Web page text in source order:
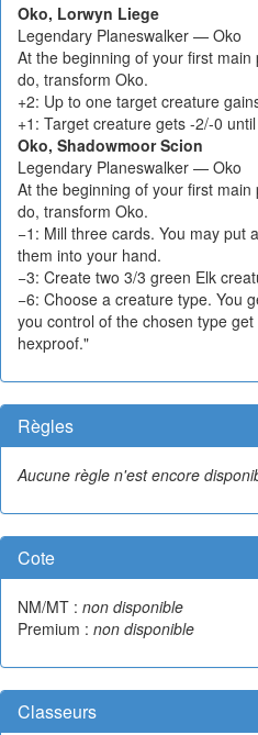
Oko, Lorwyn Liege
Legendary Planeswalker — Oko
At the beginning of your first
do, transform Oko.
+2: Up to one target creature
+1: Target creature gets -2/-0
Oko, Shadowmoor Scion
Legendary Planeswalker — Oko
At the beginning of your first
do, transform Oko.
−1: Mill three cards. You may put
them into your hand.
−3: Create two 3/3 green Elk
−6: Choose a creature type. You
you control of the chosen type
hexproof."
Règles
Aucune règle n'est encore
Cote
NM/MT : non disponible
Premium : non disponible
Classeurs